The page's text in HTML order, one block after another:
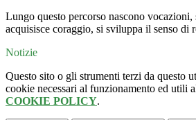
Lungo questo percorso nascono
acquisisce coraggio, si sviluppa il senso di
Notizie
Questo sito o gli strumenti terzi da questo
cookie necessari al funzionamento ed utili
COOKIE POLICY.